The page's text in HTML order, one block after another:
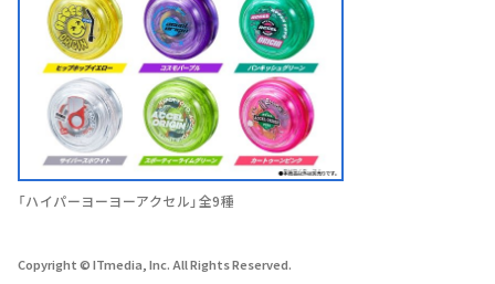
「ハイパーヨーヨーアクセル」全9種
Copyright © ITmedia, Inc. All Rights Reserved.